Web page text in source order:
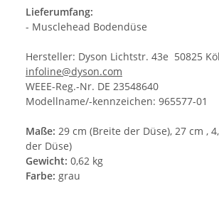
Lieferumfang:
- Musclehead Bodendüse
Hersteller: Dyson Lichtstr. 43e 50825
infoline@dyson.com
WEEE-Reg.-Nr. DE 23548640
Modellname/-kennzeichen: 965577-01
Maße: 29 cm (Breite der Düse), 27 cm ,
der Düse)
Gewicht: 0,62 kg
Farbe: grau